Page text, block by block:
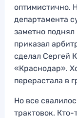
оптимистично.
департамента
заметно
приказал
сделал Сергей
«Краснодар».
перерастала в
Но все
трактовок.